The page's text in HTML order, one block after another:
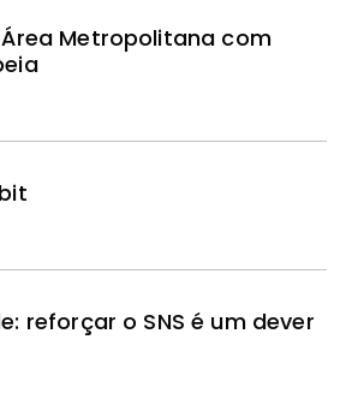
Metropolitana com
reforçar o SNS é um dever